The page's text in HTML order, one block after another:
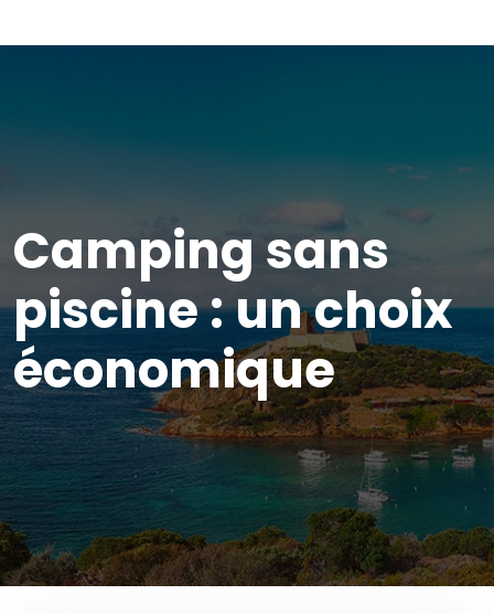
Camping sans
piscine : un choix
économique